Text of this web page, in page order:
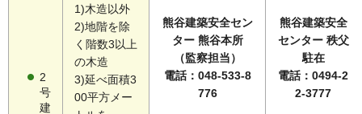
熊谷建築安全セン
ター 熊谷本所
（監察担当）
電話：048-533-8
776
熊谷建築安全
センター 秩父
駐在
電話：0494-2
2-3777
2
号
建
1)木造以外
2)地階を除
く階数3以上
の木造
3)延べ面積3
00平方メー